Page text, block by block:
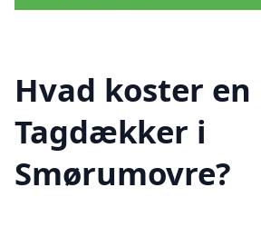
Hvad koster en
Tagdækker i
Smørumovre?